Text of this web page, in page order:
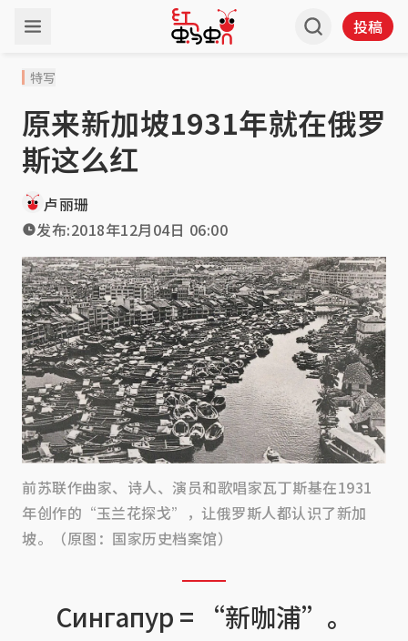
投稿
特写
原来新加坡1931年就在俄罗
斯这么红
卢丽珊
发布:2018年12月04日 06:00
前苏联作曲家、诗人、演员和歌唱家瓦丁斯基在1931
年创作的“玉兰花探戈”，让俄罗斯人都认识了新加
坡。（原图：国家历史档案馆）
Сингапур = “新咖浦”。